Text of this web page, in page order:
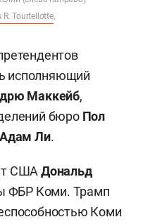
R. Tourtellotte,
исполняющий
Маккейб,
бюро Пол
Адам Ли.
США Дональд
ФБР Коми. Трамп
Коми